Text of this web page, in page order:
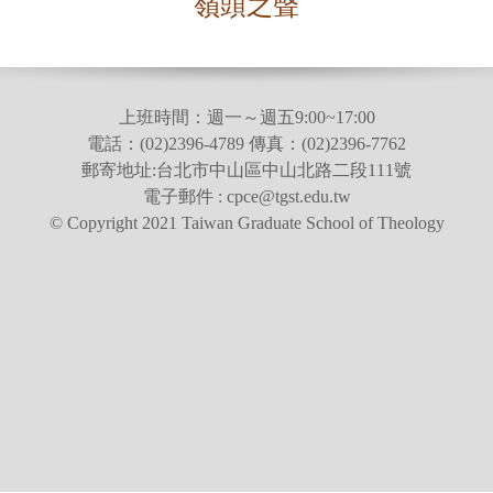
嶺頭之聲
上班時間：週一～週五9:00~17:00
電話：(02)2396-4789 傳真：(02)2396-7762
郵寄地址:台北市中山區中山北路二段111號
電子郵件 : cpce@tgst.edu.tw
© Copyright 2021 Taiwan Graduate School of Theology